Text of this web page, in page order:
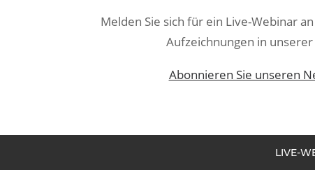
Melden Sie sich für ein Live-Webinar
Aufzeichnungen in
Abonnieren Sie unseren
LIVE-